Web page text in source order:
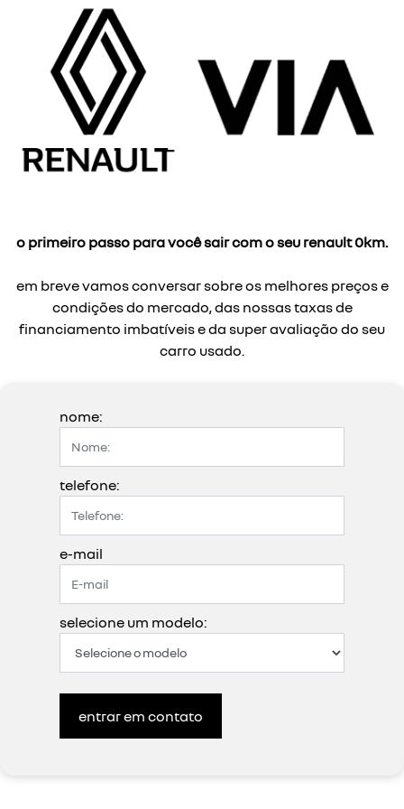
o primeiro passo para você sair com o seu renault 0km.
em breve vamos conversar sobre os melhores preços e
condições do mercado, das nossas taxas de
financiamento imbatíveis e da super avaliação do seu
carro usado.
nome:
telefone:
e-mail
selecione um modelo:
entrar em contato